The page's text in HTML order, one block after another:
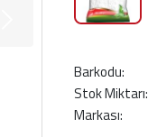
Barkodu:
Stok Miktarı:
Markası: